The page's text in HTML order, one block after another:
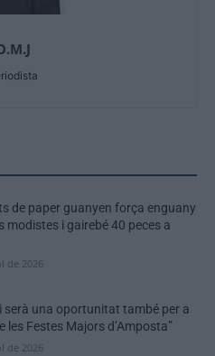
de paper guanyen força enguany
modistes i gairebé 40 peces a
de 2026
serà una oportunitat també per a
les Festes Majors d’Amposta”
de 2026